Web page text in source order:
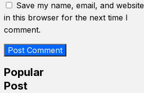
Save my name, email, and website
in this browser for the next time I
comment.
Popular
Post